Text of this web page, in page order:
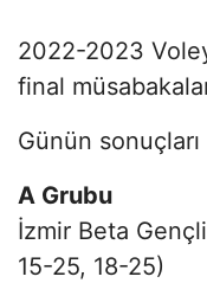
2022-2023
final
Günün
A Grubu
İzmir Beta
15-25, 18-25)